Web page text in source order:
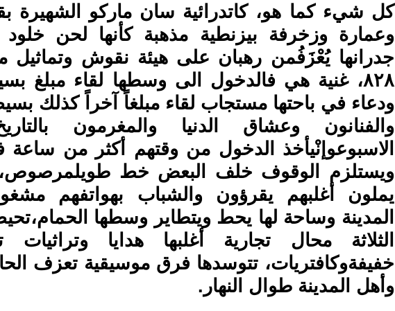
كل شيء كما هو، كاتدرائية سان ماركو
وعمارة وزخرفة بيزنطية مذهبة كأنها لحن
جدرانها يُعْزَفُمن رهبان على هيئة نقوش وتماثيل
٨٢٨، غنية هي فالدخول الى وسطها لقاء مبلغ
ودعاء في باحتها مستجاب لقاء مبلغاً آخراً كذلك
والفنانون وعشاق الدنيا والمغرمون
الاسبوعوإنْيأخذ الدخول من وقتهم أكثر من
ويستلزم الوقوف خلف البعض خط طويلمرصوص،
يملون أغلبهم يقرؤون والشباب بهواتفهم
المدينة وساحة لها يحط ويتطاير وسطها
الثلاثة محال تجارية أغلبها هدايا
خفيفةوكافتريات، تتوسدها فرق موسيقية تعزف
وأهل المدينة طوال النهار.